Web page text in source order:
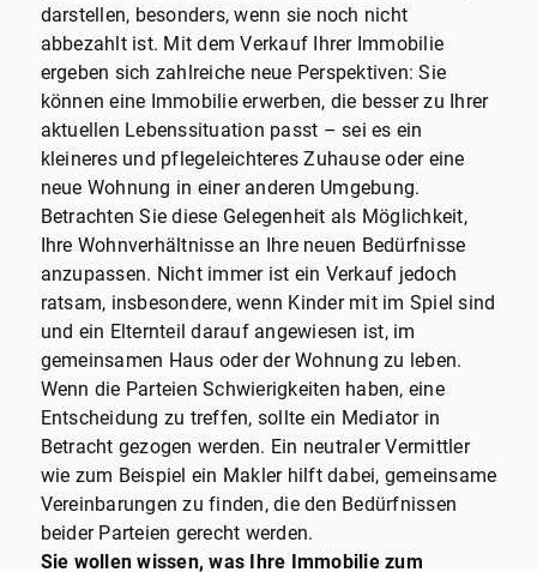
darstellen, besonders, wenn sie noch nicht
abbezahlt ist. Mit dem Verkauf Ihrer Immobilie
ergeben sich zahlreiche neue Perspektiven: Sie
können eine Immobilie erwerben, die besser zu Ihrer
aktuellen Lebenssituation passt – sei es ein
kleineres und pflegeleichteres Zuhause oder eine
neue Wohnung in einer anderen Umgebung.
Betrachten Sie diese Gelegenheit als Möglichkeit,
Ihre Wohnverhältnisse an Ihre neuen Bedürfnisse
anzupassen. Nicht immer ist ein Verkauf jedoch
ratsam, insbesondere, wenn Kinder mit im Spiel sind
und ein Elternteil darauf angewiesen ist, im
gemeinsamen Haus oder der Wohnung zu leben.
Wenn die Parteien Schwierigkeiten haben, eine
Entscheidung zu treffen, sollte ein Mediator in
Betracht gezogen werden. Ein neutraler Vermittler
wie zum Beispiel ein Makler hilft dabei, gemeinsame
Vereinbarungen zu finden, die den Bedürfnissen
beider Parteien gerecht werden.
Sie wollen wissen, was Ihre Immobilie zum